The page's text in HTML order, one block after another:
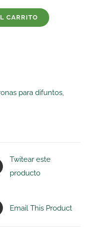
CARRITO
para difuntos,
Twitear este
producto
Email This Product